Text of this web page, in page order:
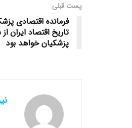
پست قبلی
فرمانده اقتصادی
پزشکیان خواهد بود